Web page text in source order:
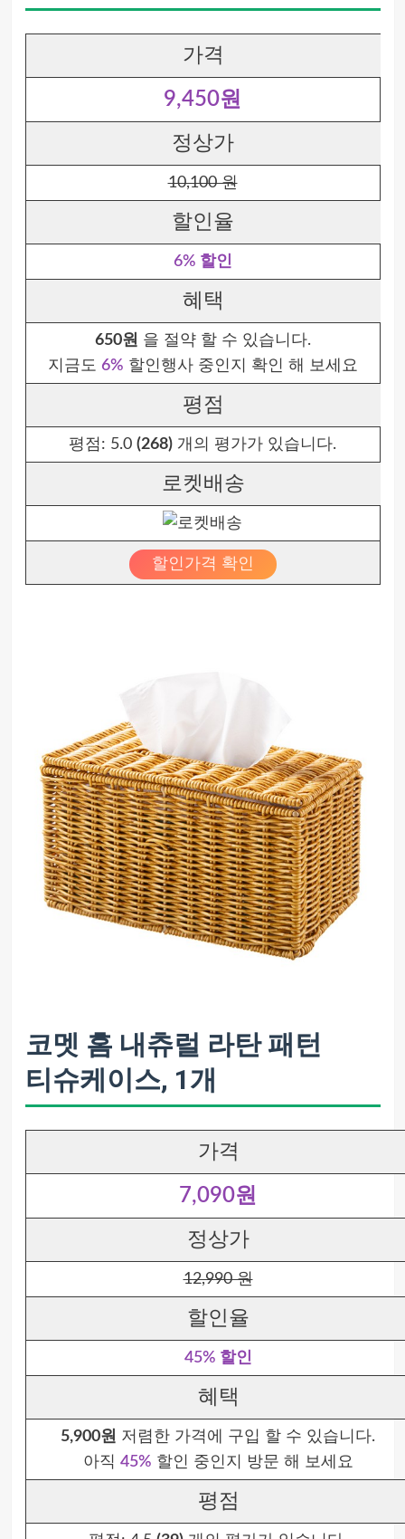
가격
9,450원
정상가
10,100 원
할인율
6% 할인
혜택
650원 을 절약 할 수 있습니다.
지금도 6% 할인행사 중인지 확인 해 보세요
평점
평점: 5.0 (268) 개의 평가가 있습니다.
로켓배송
할인가격 확인
코멧 홈 내츄럴 라탄 패턴
티슈케이스, 1개
가격
7,090원
정상가
12,990 원
할인율
45% 할인
혜택
5,900원 저렴한 가격에 구입 할 수 있습니다.
아직 45% 할인 중인지 방문 해 보세요
평점